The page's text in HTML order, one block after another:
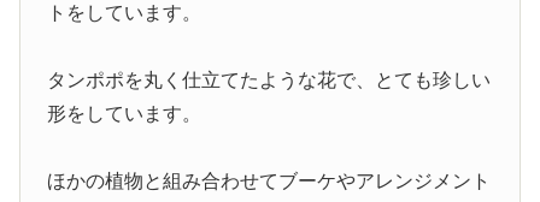
トをしています。
タンポポを丸く仕立てたような花で、とても珍しい
形をしています。
ほかの植物と組み合わせてブーケやアレンジメント